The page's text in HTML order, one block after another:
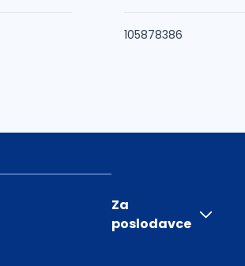
105878386
Za
poslodavce